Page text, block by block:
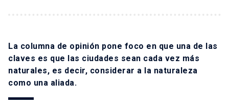
La columna de opinión pone foco en que una de las
claves es que las ciudades sean cada vez más
naturales, es decir, considerar a la naturaleza
como una aliada.